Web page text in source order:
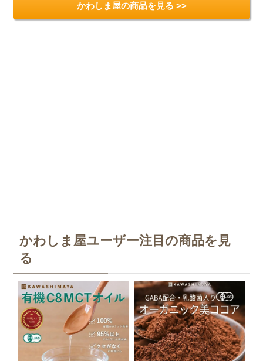
かわしま屋の商品を見る >>
かわしま屋ユーザー注目の商品を見
る